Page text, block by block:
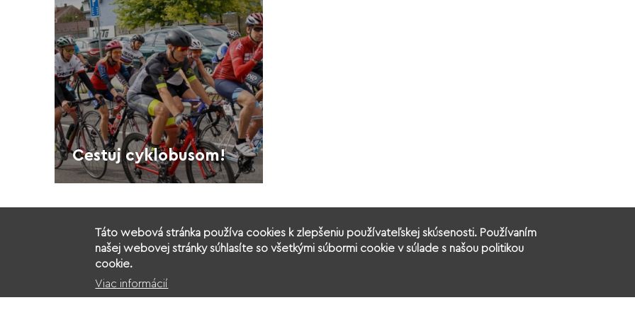
Cestuj cyklobusom!
Táto webová stránka používa cookies k zlepšeniu používateľskej skúsenosti. Používaním
našej webovej stránky súhlasíte so všetkými súbormi cookie v súlade s našou politikou
cookie.
Viac informácií